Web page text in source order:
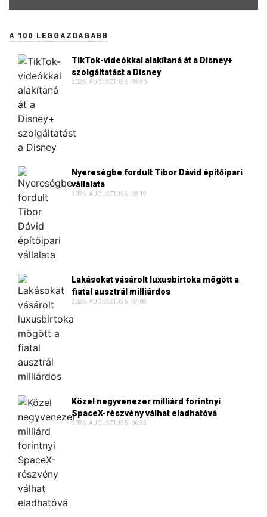
A 100 LEGGAZDAGABB
TikTok-videókkal alakítaná át a Disney+
szolgáltatást a Disney
2026. AUGUSZTUS 6. 09:30
Nyereségbe fordult Tibor Dávid építőipari
vállalata
2026. AUGUSZTUS 6. 08:19
Lakásokat vásárolt luxusbirtoka mögött a
fiatal ausztrál milliárdos
2026. AUGUSZTUS 5. 07:08
Közel negyvenezer milliárd forintnyi
SpaceX-részvény válhat eladhatóvá
2026. AUGUSZTUS 5. 06:35